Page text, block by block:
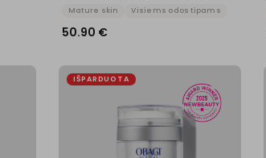
Mature skin Visiems odos tipams
50.90 €
IŠPARDUOTA